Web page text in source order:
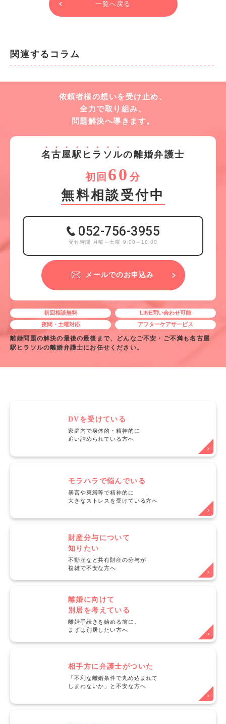
一覧へ戻る
関連するコラム
依頼者様の想いを受け止め、
全力で取り組み、
問題解決へ導きます。
名 古 屋駅 ヒ ラ ソ ルの離婚弁護士
初回 60 分
無料相談受付中
052-756-3955
受付時間 月曜～土曜 9:00～18:00
メールでのお申込み
初回相談無料
LINE問い合わせ可能
夜間・土曜対応
アフターケアサービス
離婚問題の解決の最後の最後まで、どんなご不安・ご不満も名古屋
駅ヒラソルの離婚弁護士にお任せください。
DVを受けている
家庭内で身体的・精神的に
追い詰められている方へ
モラハラで悩んでいる
暴言や束縛等で精神的に
大きなストレスを受けている方へ
財産分与について
知りたい
不動産など共有財産の分与が
複雑で不安な方へ
離婚に向けて
別居を考えている
離婚手続きを始める前に、
まずは別居したい方へ
相手方に弁護士がついた
「不利な離婚条件で丸め込まれて
しまわないか」と不安な方へ